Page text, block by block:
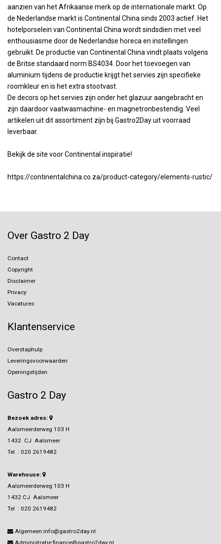
aanzien van het Afrikaanse merk op de internationale markt. Op
de Nederlandse markt is Continental China sinds 2003 actief. Het
hotelporselein van Continental China wordt sindsdien met veel
enthousiasme door de Nederlandse horeca en instellingen
gebruikt. De productie van Continental China vindt plaats volgens
de Britse standaard norm BS4034. Door het toevoegen van
aluminium tijdens de productie krijgt het servies zijn specifieke
roomkleur en is het extra stootvast.
De decors op het servies zijn onder het glazuur aangebracht en
zijn daardoor vaatwasmachine- en magnetronbestendig. Veel
artikelen uit dit assortiment zijn bij Gastro2Day uit voorraad
leverbaar.
Bekijk de site voor Continental inspiratie!
https://continentalchina.co.za/product-category/elements-rustic/
Over Gastro 2 Day
Contact
Copyright
Disclaimer
Privacy
Vacatures
Klantenservice
Overstaphulp
Leveringsvoorwaarden
Openingstijden
Gastro 2 Day
Bezoek adres:
Aalsmeerderweg 103 H
1432 CJ Aalsmeer
Tel : 020 2619482
Warehouse:
Aalsmeerderweg 103 H
1432 CJ Aalsmeer
Tel : 020 2619482
Algemeen:info@gastro2day.nl
Administratie:finance@gastro2day.nl